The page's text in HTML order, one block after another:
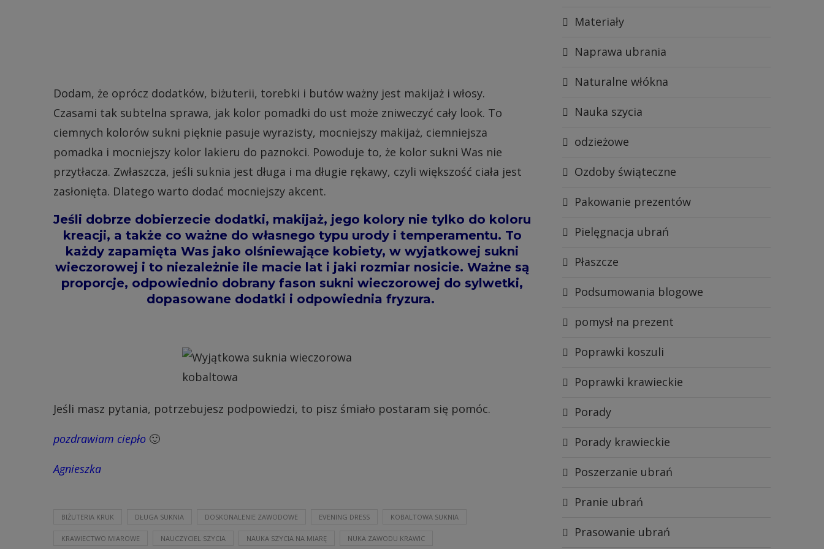
Dodam, że oprócz dodatków, biżuterii, torebki i butów ważny jest makijaż i włosy.
Czasami tak subtelna sprawa, jak kolor pomadki do ust może zniweczyć cały look. To
ciemnych kolorów sukni pięknie pasuje wyrazisty, mocniejszy makijaż, ciemniejsza
pomadka i mocniejszy kolor lakieru do paznokci. Powoduje to, że kolor sukni Was nie
przytłacza. Zwłaszcza, jeśli suknia jest długa i ma długie rękawy, czyli większość ciała jest
zasłonięta. Dlatego warto dodać mocniejszy akcent.
Jeśli dobrze dobierzecie dodatki, makijaż, jego kolory nie tylko do koloru
kreacji, a także co ważne do własnego typu urody i temperamentu. To
każdy zapamięta Was jako olśniewające kobiety, w wyjatkowej sukni
wieczorowej i to niezależnie ile macie lat i jaki rozmiar nosicie. Ważne są
proporcje, odpowiednio dobrany fason sukni wieczorowej do sylwetki,
dopasowane dodatki i odpowiednia fryzura.
Jeśli masz pytania, potrzebujesz podpowiedzi, to pisz śmiało postaram się pomóc.
pozdrawiam ciepło 🙂
Agnieszka
BIŻUTERIA KRUK DŁUGA SUKNIA DOSKONALENIE ZAWODOWE EVENING DRESS KOBALTOWA SUKNIA
KRAWIECTWO MIAROWE NAUCZYCIEL SZYCIA NAUKA SZYCIA NA MIARĘ NUKA ZAWODU KRAWIC
Materiały
Naprawa ubrania
Naturalne włókna
Nauka szycia
odzieżowe
Ozdoby świąteczne
Pakowanie prezentów
Pielęgnacja ubrań
Płaszcze
Podsumowania blogowe
pomysł na prezent
Poprawki koszuli
Poprawki krawieckie
Porady
Porady krawieckie
Poszerzanie ubrań
Pranie ubrań
Prasowanie ubrań